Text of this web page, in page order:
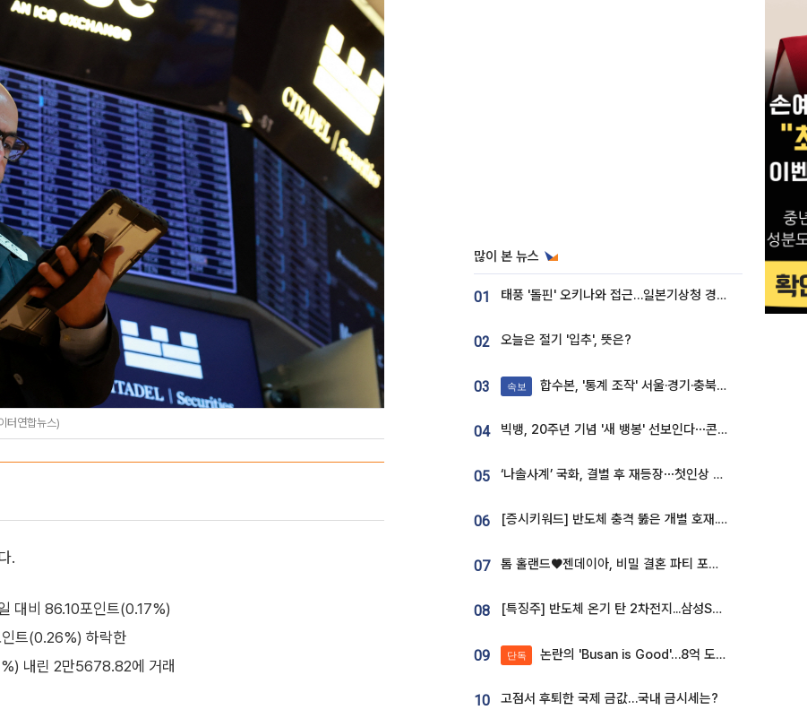
터연합뉴스)
.
대비 86.10포인트(0.17%)
트(0.26%) 하락한
내린 2만5678.82에 거래
많이 본 뉴스
01 태풍 '돌핀' 오키나와 접근…일본기상청 경로 업데이트
02 오늘은 절기 '입추', 뜻은?
03 속보 합수본, '통계 조작' 서울·경기·충북 선관위 등 추가 압수수색
04 빅뱅, 20주년 기념 '새 뱅봉' 선보인다⋯콘서트 앞두고 팝업 개최
05 ‘나솔사계’ 국화, 결별 후 재등장⋯첫인상 투표 휩쓸고 ‘인기녀’ 등극
06 [증시키워드] 반도체 충격 뚫은 개별 호재...포스코퓨처엠·에코프로·한화솔루션 '눈길'
07 톰 홀랜드♥젠데이아, 비밀 결혼 파티 포착⋯호텔 대관비만 9억
08 [특징주] 반도체 온기 탄 2차전지...삼성SDI, 장 초반 7% 넘게 껑충
09 단독 논란의 'Busan is Good'…8억 도시브랜드, 용산 대통령실 CI 업체가 수행
10 고점서 후퇴한 국제 금값…국내 금시세는?